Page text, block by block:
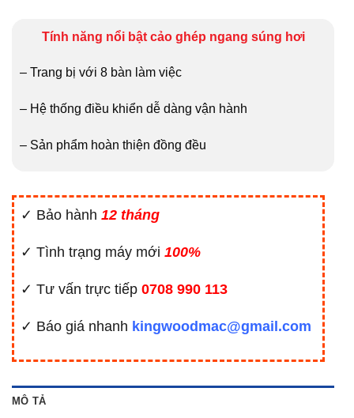
Tính năng nổi bật cảo ghép ngang súng hơi
– Trang bị với 8 bàn làm việc
– Hệ thống điều khiển dễ dàng vận hành
– Sản phẩm hoàn thiện đồng đều
✓ Bảo hành 12 tháng
✓ Tình trạng máy mới 100%
✓ Tư vấn trực tiếp 0708 990 113
✓ Báo giá nhanh kingwoodmac@gmail.com
MÔ TẢ